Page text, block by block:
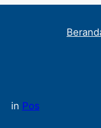
in Pos